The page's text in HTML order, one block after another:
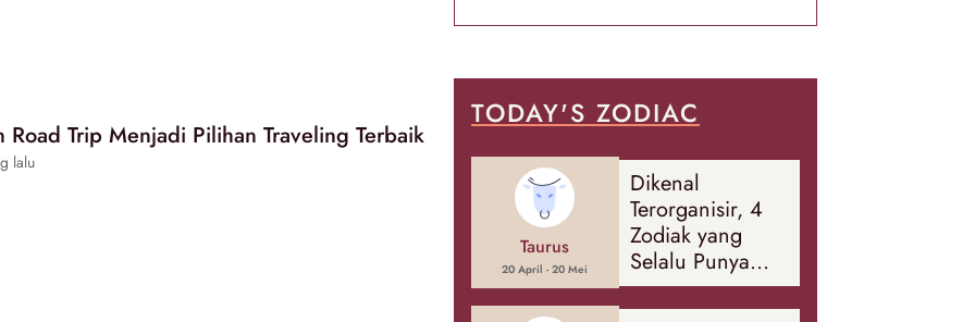
Road Trip Menjadi Pilihan Traveling Terbaik
lalu
TODAY'S ZODIAC
Taurus
20 April - 20 Mei
Dikenal
Terorganisir, 4
Zodiak yang
Selalu Punya
Rencana
Cadangan Soal